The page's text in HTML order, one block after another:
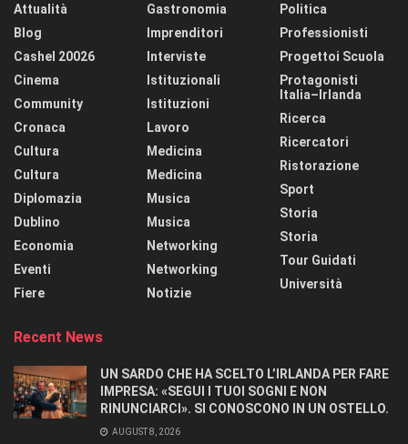
Attualità
Blog
Cashel 20026
Cinema
Community
Cronaca
Cultura
Cultura
Diplomazia
Dublino
Economia
Eventi
Fiere
Gastronomia
Imprenditori
Interviste
Istituzionali
Istituzioni
Lavoro
Medicina
Medicina
Musica
Musica
Networking
Networking
Notizie
Politica
Professionisti
Progettoi Scuola
Protagonisti
Italia–Irlanda
Ricerca
Ricercatori
Ristorazione
Sport
Storia
Storia
Tour Guidati
Università
Recent News
UN SARDO CHE HA SCELTO L’IRLANDA PER FARE
IMPRESA: «SEGUI I TUOI SOGNI E NON
RINUNCIARCI». SI CONOSCONO IN UN OSTELLO.
AUGUST 8, 2026